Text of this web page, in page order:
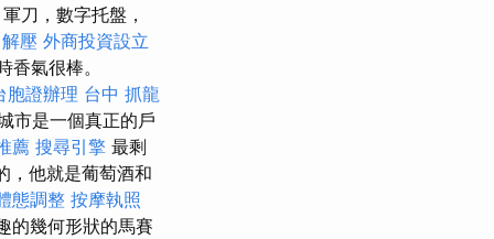
刀，數字托盤，
壓 外商投資設立
氣很棒。
胞證辦理 台中 抓龍
市是一個真正的戶
薦 搜尋引擎 最剩
，他就是葡萄酒和
態調整 按摩執照
的幾何形狀的馬賽